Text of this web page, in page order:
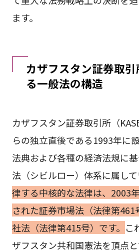
ます。
カザフスタン証券取
る一般法の構造
カザフスタン証券取引所（
らの独立直後である1993年に
法典および各種の経済法規に
法（シビルロー）体系に属して
律する中核的な法律は、2003
された証券市場法（法律第
社法（法律第415号）です。 こ
ザフスタン共和国憲法を頂点